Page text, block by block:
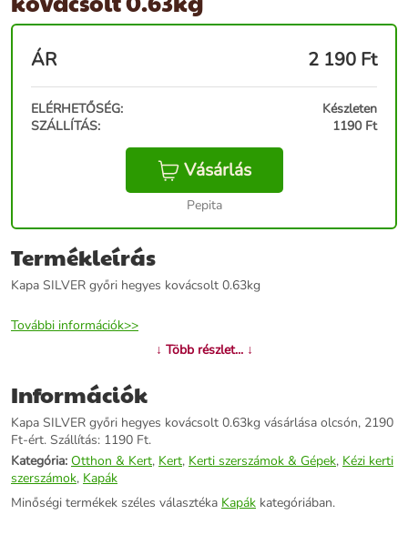
ÁR 2 190 Ft
ELÉRHETŐSÉG:
Készleten
SZÁLLÍTÁS:
1190 Ft
Vásárlás
Pepita
Termékleírás
Kapa SILVER győri hegyes kovácsolt 0.63kg
További információk>>
↓ Több részlet... ↓
Információk
Kapa SILVER győri hegyes kovácsolt 0.63kg vásárlása olcsón, 2190
Ft-ért. Szállítás: 1190 Ft.
Kategória: Otthon & Kert, Kert, Kerti szerszámok & Gépek, Kézi kerti
szerszámok, Kapák
Minőségi termékek széles választéka Kapák kategóriában.